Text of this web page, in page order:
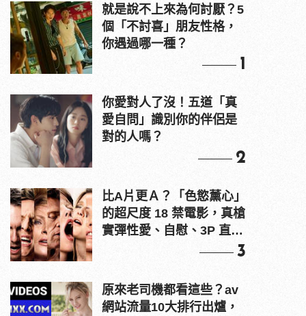
就是說不上來為何討厭？5
個「不討喜」朋友性格，
你遇過哪一種？
1
你愛對人了沒！五道「真
愛自問」識別你的伴侶是
對的人嗎？
2
比A片更Ａ？「色慾薰心」
的超尺度 18 禁電影，真槍
實彈性愛、自慰、3P 直接
3
原來老司機都看這些？av
網站流量10大排行出爐，